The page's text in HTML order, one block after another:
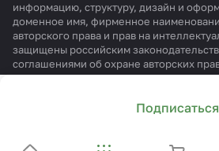
Подписаться
информацию, структуру, дизайн и
доменное имя, фирменное
авторского права и прав на
защищены российским
соглашениями об охране авторских